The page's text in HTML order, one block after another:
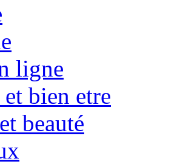
ligne
bien etre
beauté